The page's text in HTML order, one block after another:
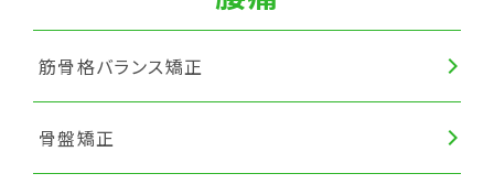
筋骨格バランス矯正
骨盤矯正